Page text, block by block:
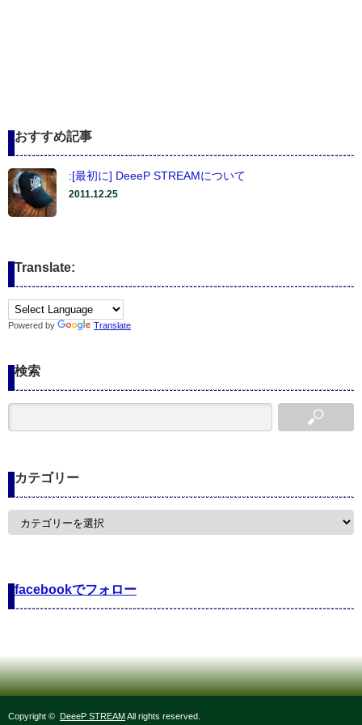
おすすめ記事
:[最初に] DeeeP STREAMについて
2011.12.25
Translate:
Powered by Translate
検索
カテゴリー
カ
facebookでフォロー
Copyright © DeeeP STREAMAll rights reserved.